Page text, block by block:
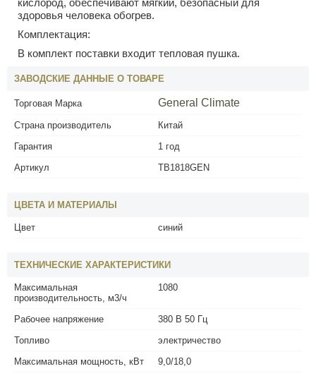
здоровья человека обогрев.
Комплектация:
В комплект поставки входит тепловая пушка.
ЗАВОДСКИЕ ДАННЫЕ О ТОВАРЕ
Торговая Марка General Climate
Страна производитель
Китай
Гарантия
1 год
Артикул
ТВ1818GEN
ЦВЕТА И МАТЕРИАЛЫ
Цвет синий
ТЕХНИЧЕСКИЕ ХАРАКТЕРИСТИКИ
Максимальная
производительность, м3/ч
1080
Рабочее напряжение
380 В 50 Гц
Топливо
электричество
Максимальная мощность, кВт
9,0/18,0